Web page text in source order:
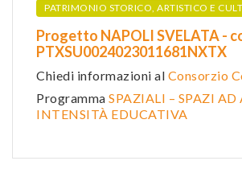
PATRIMONIO STORICO, ARTISTICO E
Progetto NAPOLI SVELATA -
PTXSU0024023011681NXTX
Chiedi informazioni al Consorzio
Programma SPAZIALI – SPAZI AD
INTENSITÀ EDUCATIVA